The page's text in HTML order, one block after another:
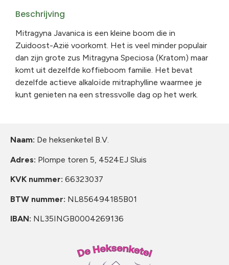
Beschrijving
Mitragyna Javanica is een kleine boom die in
Zuidoost-Azië voorkomt. Het is veel minder populair
dan zijn grote zus Mitragyna Speciosa (Kratom) maar
komt uit dezelfde koffieboom familie. Het bevat
dezelfde actieve alkaloïde mitraphylline waarmee je
kunt genieten na een stressvolle dag op het werk.
Naam: De heksenketel B.V.
Adres: Plompe toren 5, 4524EJ Sluis
KVK nummer: 66323037
BTW nummer: NL856494185B01
IBAN: NL35INGB0004269136